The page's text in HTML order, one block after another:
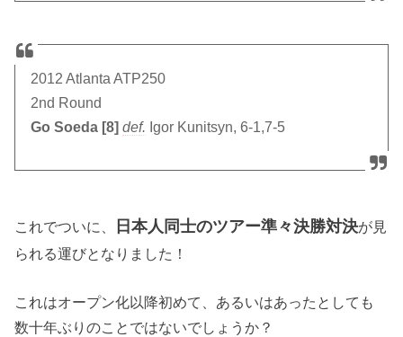
2012 Atlanta ATP250
2nd Round
Go Soeda [8] def. Igor Kunitsyn, 6-1,7-5
これでついに、 日本人同士のツアー準々決勝対決が見
られる運びとなりました！
これはオープン化以降初めて、あるいはあったとしても
数十年ぶりのことではないでしょうか？